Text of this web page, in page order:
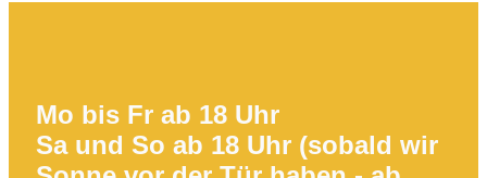
Mo bis Fr ab 18 Uhr
Sa und So ab 18 Uhr (sobald wir